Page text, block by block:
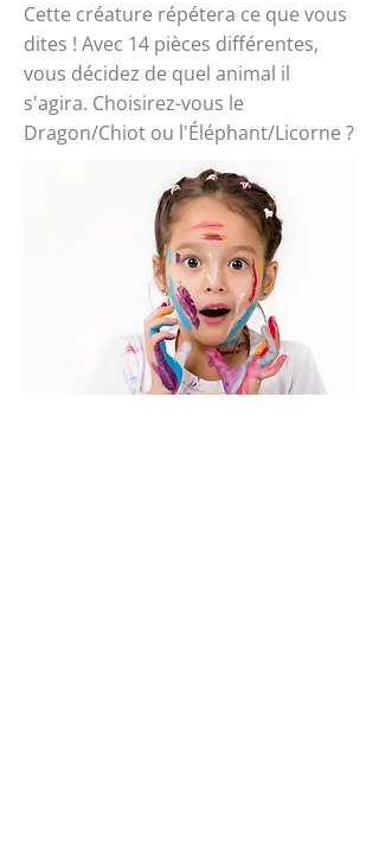
Cette créature répétera ce que vous
dites ! Avec 14 pièces différentes,
vous décidez de quel animal il
s'agira. Choisirez-vous le
Dragon/Chiot ou l'Éléphant/Licorne ?